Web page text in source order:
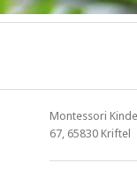
Montessori
67, 65830 Kriftel